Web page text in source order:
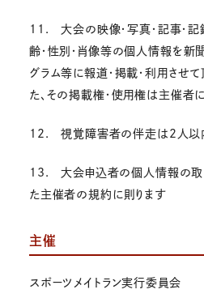
11. 大会の映像・写真・記事・記
齢・性別・肖像等の個人情報を新聞
グラム等に報道・掲載・利用させて
た、その掲載権・使用権は主催者に
12. 視覚障害者の伴走は2人以内
13. 大会申込者の個人情報の取
た主催者の規約に則ります
主催
スポーツメイトラン実行委員会